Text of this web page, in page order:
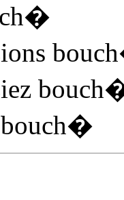
�
bouch
bouch
�